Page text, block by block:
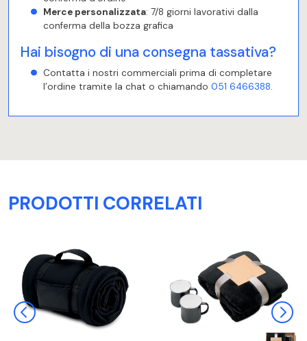
Merce personalizzata: 7/8 giorni lavorativi dalla
conferma della bozza grafica
Hai bisogno di una consegna tassativa?
Contatta i nostri commerciali prima di completare
l’ordine tramite la chat o chiamando 051 6466388.
PRODOTTI CORRELATI